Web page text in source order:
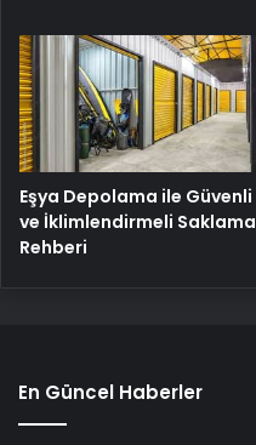
Eşya Depolama ile Güvenli
ve İklimlendirmeli Saklama
Rehberi
En Güncel Haberler